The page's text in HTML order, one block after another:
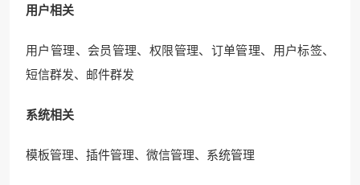
用户相关
用户管理、会员管理、权限管理、订单管理、用户标签、
短信群发、邮件群发
系统相关
模板管理、插件管理、微信管理、系统管理